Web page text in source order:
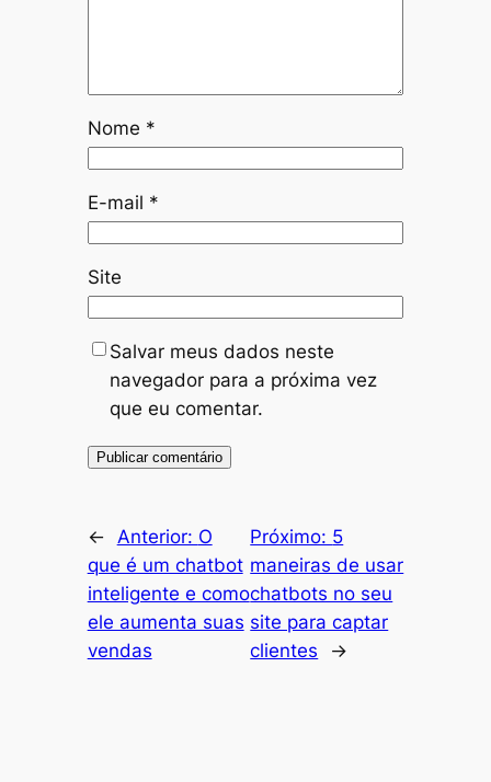
Nome *
E-mail *
Site
Salvar meus dados neste
navegador para a próxima vez
que eu comentar.
← Anterior: O
que é um chatbot
inteligente e como
ele aumenta suas
vendas
Próximo: 5
maneiras de usar
chatbots no seu
site para captar
clientes
→